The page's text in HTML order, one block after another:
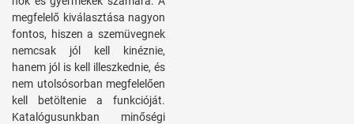
megfelelő kiválasztása nagyon
fontos, hiszen a szemüvegnek
nemcsak jól kell kinéznie,
hanem jól is kell illeszkednie, és
nem utolsósorban megfelelően
kell betöltenie a funkcióját.
Katalógusunkban minőségi